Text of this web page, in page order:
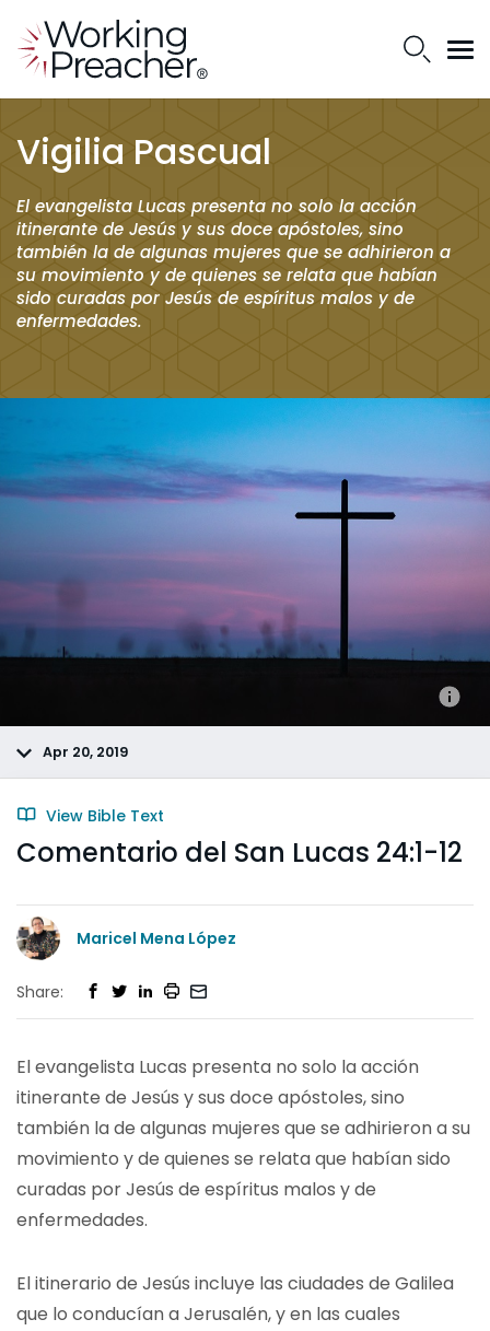
Vigilia Pascual
El evangelista Lucas presenta no solo la acción
itinerante de Jesús y sus doce apóstoles, sino
también la de algunas mujeres que se adhirieron a
su movimiento y de quienes se relata que habían
sido curadas por Jesús de espíritus malos y de
enfermedades.
Apr 20, 2019
View Bible Text
Comentario del San Lucas 24:1-12
Maricel Mena López
Share:
El evangelista Lucas presenta no solo la acción
itinerante de Jesús y sus doce apóstoles, sino
también la de algunas mujeres que se adhirieron a su
movimiento y de quienes se relata que habían sido
curadas por Jesús de espíritus malos y de
enfermedades.
El itinerario de Jesús incluye las ciudades de Galilea
que lo conducían a Jerusalén, y en las cuales